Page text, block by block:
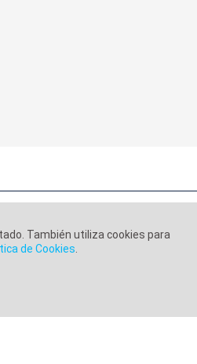
También utiliza cookies para
de Cookies